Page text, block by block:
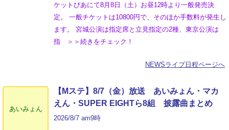
ケットぴあにて8月8日（土）お昼12時より一般発売決
定。 一般チケットは10800円で、そのほか手数料が発生し
ます。 宮城公演は指定席と立見指定の2種、東京公演は
指 ＞＞続きをチェック！
NEWSライブ日程ページへ
あいみょん
【Mステ】8/7（金）放送 あいみょん・マカ
えん・SUPER EIGHTら8組 披露曲まとめ
2026/8/7 am9時